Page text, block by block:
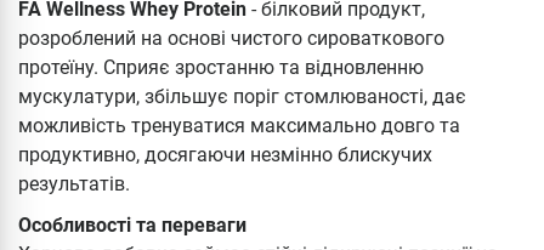
FA Wellness Whey Protein - білковий продукт,
розроблений на основі чистого сироваткового
протеїну. Сприяє зростанню та відновленню
мускулатури, збільшує поріг стомлюваності, дає
можливість тренуватися максимально довго та
продуктивно, досягаючи незмінно блискучих
результатів.
Особливості та переваги